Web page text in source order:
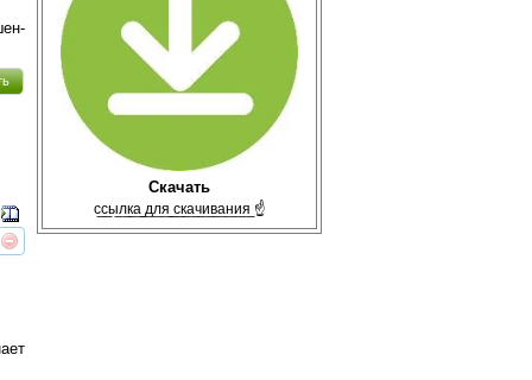
Скачать
с̲с̲ы̲л̲к̲а̲ ̲д̲л̲я̲ ̲с̲к̲а̲ч̲и̲в̲а̲н̲и̲я̲ ☝
интересует